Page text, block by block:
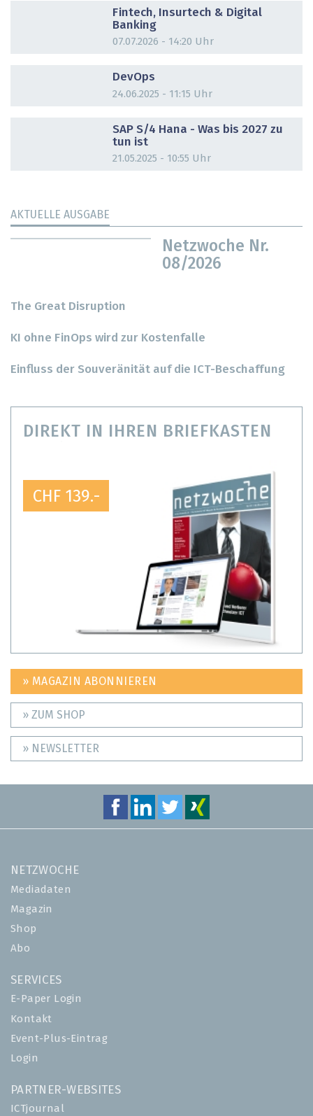
Fintech, Insurtech & Digital
Banking
07.07.2026 - 14:20 Uhr
DevOps
24.06.2025 - 11:15 Uhr
SAP S/4 Hana - Was bis 2027 zu
tun ist
21.05.2025 - 10:55 Uhr
AKTUELLE AUSGABE
Netzwoche Nr.
08/2026
The Great Disruption
KI ohne FinOps wird zur Kostenfalle
Einfluss der Souveränität auf die ICT-Beschaffung
DIREKT IN IHREN BRIEFKASTEN
CHF 139.-
» MAGAZIN ABONNIEREN
» ZUM SHOP
» NEWSLETTER
NETZWOCHE
Mediadaten
Magazin
Shop
Abo
SERVICES
E-Paper Login
Kontakt
Event-Plus-Eintrag
Login
PARTNER-WEBSITES
ICTjournal